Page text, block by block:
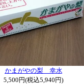
かまがやの梨 幸水
5,500円(税込5,940円)